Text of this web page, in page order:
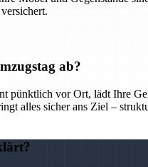
ab?
pünktlich vor Ort, lädt Ihre
alles sicher ans Ziel –